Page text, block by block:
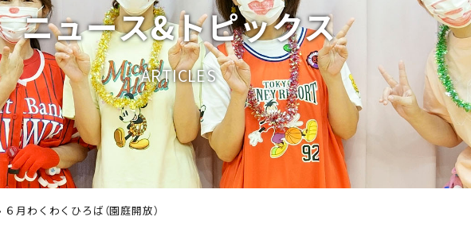
ニュース&トピックス
ARTICLES
６月わくわくひろば（園庭開放）